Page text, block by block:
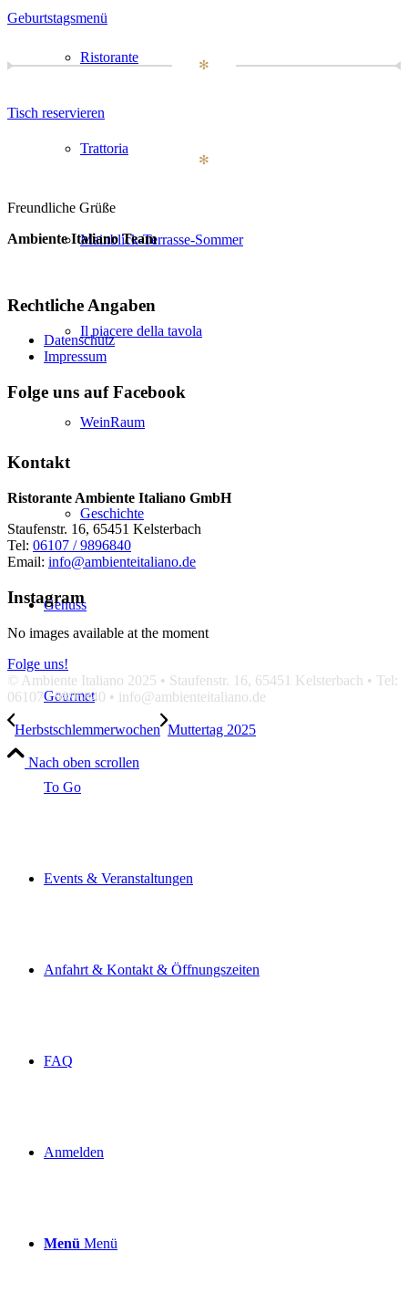
Ristorante
Trattoria
Mainblick-Terrasse-Sommer
Il piacere della tavola
WeinRaum
Geschichte
Genuss
Gourmet
To Go
Events & Veranstaltungen
Anfahrt & Kontakt & Öffnungszeiten
FAQ
Anmelden
Menü Menü
Geburtstagsmenü
✻
Tisch reservieren
✻
Freundliche Grüße
Ambiente Italiano Team
Rechtliche Angaben
Datenschutz
Impressum
Folge uns auf Facebook
Kontakt
Ristorante Ambiente Italiano GmbH
Staufenstr. 16, 65451 Kelsterbach
Tel: 06107 / 9896840
Email: info@ambienteitaliano.de
Instagram
No images available at the moment
Folge uns!
© Ambiente Italiano 2025 • Staufenstr. 16, 65451 Kelsterbach • Tel:
06107 / 9896840 • info@ambienteitaliano.de
Herbstschlemmerwochen Muttertag 2025
Nach oben scrollen